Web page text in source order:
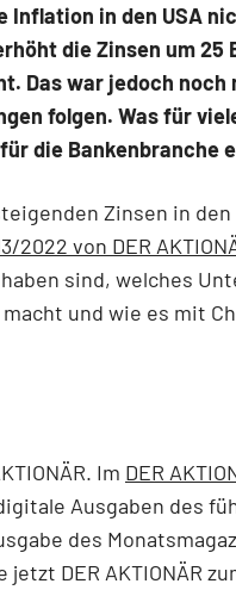
Inflation in den USA
die Zinsen um 25
Das war jedoch
folgen. Was für
die Bankenbranche
Zinsen in
2022 von DER
sind, welches
und wie es mit
Im DER
Ausgaben des
des
jetzt DER AKTIONÄR